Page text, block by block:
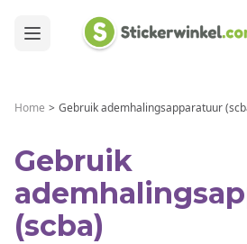
Home > Gebruik ademhalingsapparatuur
Gebruik
(scba)